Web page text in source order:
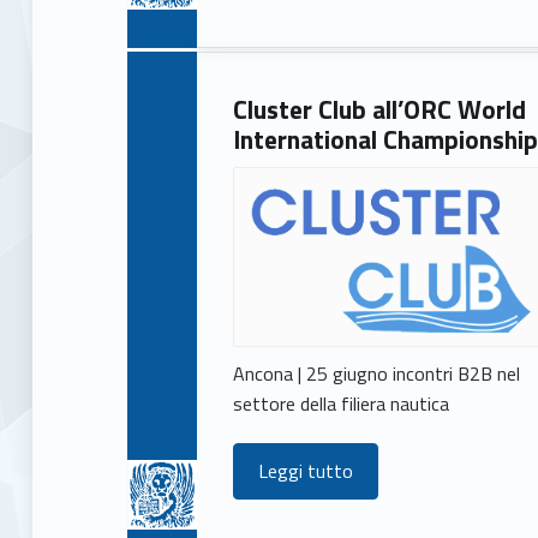
)
Cluster Club all’ORC World
International Championship
Ancona | 25 giugno incontri B2B nel
settore della filiera nautica
Leggi tutto